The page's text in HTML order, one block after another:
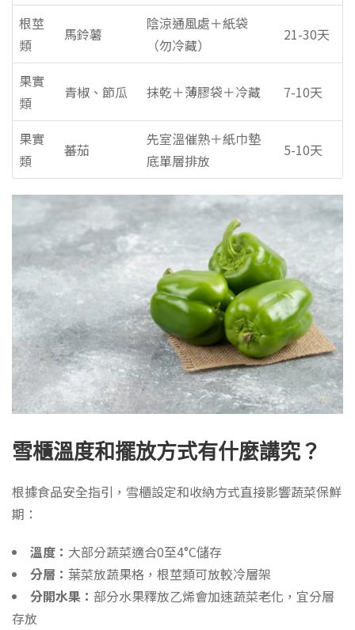
根莖
類
馬鈴薯
陰涼通風處＋紙袋
（勿冷藏）
21-30天
果實
類
青椒、節瓜 抹乾＋薄膠袋＋冷藏 7-10天
果實
類
蕃茄
先室溫催熟＋紙巾墊
底單層排放
5-10天
雪櫃溫度和擺放方式有什麼講究？
根據食品安全指引，雪櫃設定和收納方式直接影響蔬菜保鮮
期：
溫度： 大部分蔬菜適合0至4°C儲存
分層： 葉菜放蔬果格，根莖類可放較冷層架
分開水果： 部分水果釋放乙烯會加速蔬菜老化，宜分層
存放